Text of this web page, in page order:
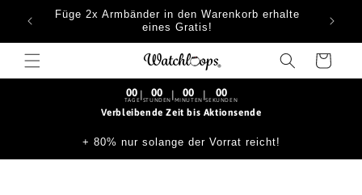
zum
Füge 2x Armbänder in den Warenkorb erhalte
eines Gratis!
Warenkorb
00
TAGE| 00
STUNDEN | 00
MINUTEN | 00
SEKUNDEN
Verbleibende Zeit bis Aktionsende
+ 80% nur solange der Vorrat reicht!